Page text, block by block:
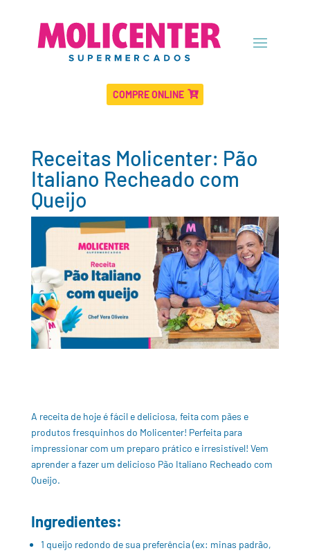
COMPRE ONLINE
Receitas Molicenter: Pão
Italiano Recheado com
Queijo
A receita de hoje é fácil e deliciosa, feita com pães e
produtos fresquinhos do Molicenter! Perfeita para
impressionar com um preparo prático e irresistível! Vem
aprender a fazer um delicioso Pão Italiano Recheado com
Queijo.
Ingredientes:
1 queijo redondo de sua preferência (ex: minas padrão,